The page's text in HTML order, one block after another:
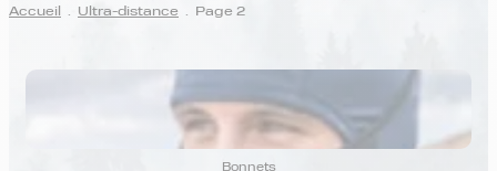
Accueil . Ultra-distance . Page 2
ULTRA-DISTANCE
Bonnets